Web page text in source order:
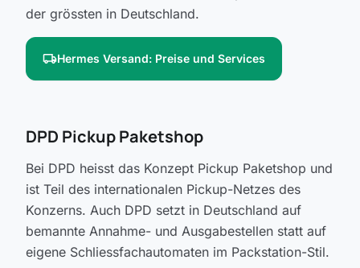
der grössten in Deutschland.
local_shippingHermes Versand: Preise und Services
DPD Pickup Paketshop
Bei DPD heisst das Konzept Pickup Paketshop und
ist Teil des internationalen Pickup-Netzes des
Konzerns. Auch DPD setzt in Deutschland auf
bemannte Annahme- und Ausgabestellen statt auf
eigene Schliessfachautomaten im Packstation-Stil.